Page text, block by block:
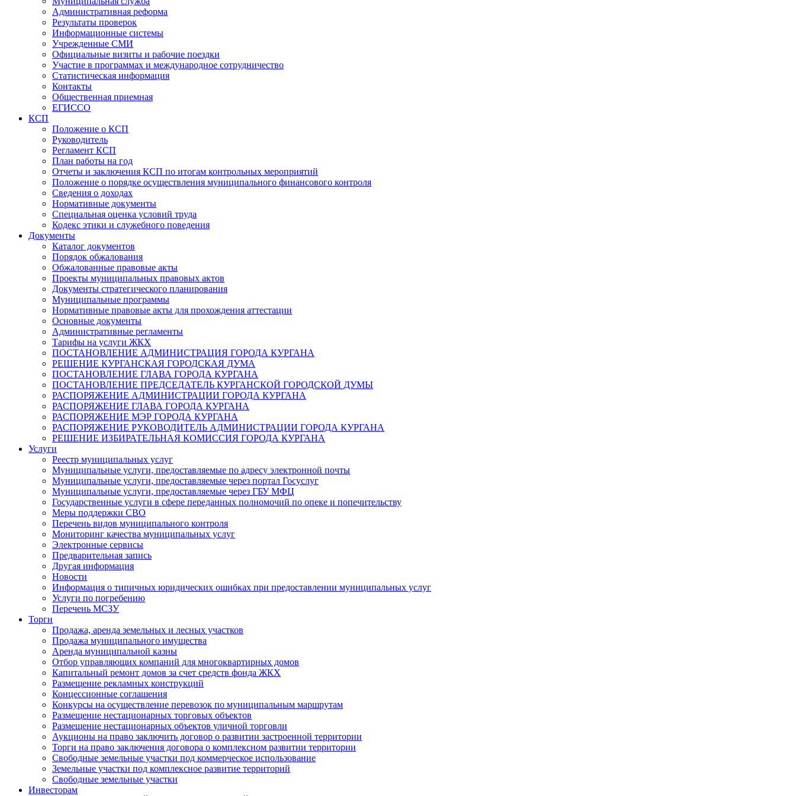
Административная реформа
Результаты проверок
Информационные системы
Учрежденные СМИ
Официальные визиты и рабочие поездки
Участие в программах и международное сотрудничество
Статистическая информация
Контакты
Общественная приемная
ЕГИССО
КСП
Положение о КСП
Руководитель
Регламент КСП
План работы на год
Отчеты и заключения КСП по итогам контрольных мероприятий
Положение о порядке осуществления муниципального финансового контроля
Сведения о доходах
Нормативные документы
Специальная оценка условий труда
Кодекс этики и служебного поведения
Документы
Каталог документов
Порядок обжалования
Обжалованные правовые акты
Проекты муниципальных правовых актов
Документы стратегического планирования
Муниципальные программы
Нормативные правовые акты для прохождения аттестации
Основные документы
Административные регламенты
Тарифы на услуги ЖКХ
ПОСТАНОВЛЕНИЕ АДМИНИСТРАЦИЯ ГОРОДА КУРГАНА
РЕШЕНИЕ КУРГАНСКАЯ ГОРОДСКАЯ ДУМА
ПОСТАНОВЛЕНИЕ ГЛАВА ГОРОДА КУРГАНА
ПОСТАНОВЛЕНИЕ ПРЕДСЕДАТЕЛЬ КУРГАНСКОЙ ГОРОДСКОЙ ДУМЫ
РАСПОРЯЖЕНИЕ АДМИНИСТРАЦИИ ГОРОДА КУРГАНА
РАСПОРЯЖЕНИЕ ГЛАВА ГОРОДА КУРГАНА
РАСПОРЯЖЕНИЕ МЭР ГОРОДА КУРГАНА
РАСПОРЯЖЕНИЕ РУКОВОДИТЕЛЬ АДМИНИСТРАЦИИ ГОРОДА КУРГАНА
РЕШЕНИЕ ИЗБИРАТЕЛЬНАЯ КОМИССИЯ ГОРОДА КУРГАНА
Услуги
Реестр муниципальных услуг
Муниципальные услуги, предоставляемые по адресу электронной почты
Муниципальные услуги, предоставляемые через портал Госуслуг
Муниципальные услуги, предоставляемые через ГБУ МФЦ
Государственные услуги в сфере переданных полномочий по опеке и попечительству
Меры поддержки СВО
Перечень видов муниципального контроля
Мониторинг качества муниципальных услуг
Электронные сервисы
Предварительная запись
Другая информация
Новости
Информация о типичных юридических ошибках при предоставлении муниципальных услуг
Услуги по погребению
Перечень МСЗУ
Торги
Продажа, аренда земельных и лесных участков
Продажа муниципального имущества
Аренда муниципальной казны
Отбор управляющих компаний для многоквартирных домов
Капитальный ремонт домов за счет средств фонда ЖКХ
Размещение рекламных конструкций
Концессионные соглашения
Конкурсы на осуществление перевозок по муниципальным маршрутам
Размещение нестационарных торговых объектов
Размещение нестационарных объектов уличной торговли
Аукционы на право заключить договор о развитии застроенной территории
Торги на право заключения договора о комплексном развитии территории
Свободные земельные участки под коммерческое использование
Земельные участки под комплексное развитие территорий
Свободные земельные участки
Инвесторам